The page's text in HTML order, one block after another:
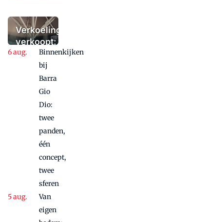
moet bieden:
'Iedere dag een
waaaaaanzinnige
aanbieding'
Verkoeling
verkoopt:
terrasvernevelaar
verovert horeca
Binnenkijken
bij
Barra
Gio
Dio:
twee
panden,
één
concept,
twee
sferen
Van
eigen